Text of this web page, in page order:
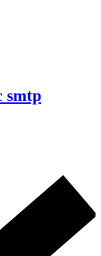
smtp